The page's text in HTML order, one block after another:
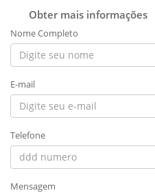
Obter mais informações
Nome Completo
E-mail
Telefone
Mensagem